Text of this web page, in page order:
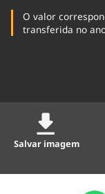
O valor
transferida no
Salvar imagem